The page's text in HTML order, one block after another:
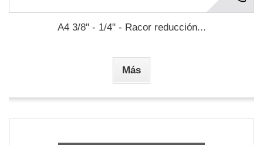
A4 3/8" - 1/4" - Racor reducción...
Más